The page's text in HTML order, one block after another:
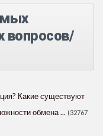
вопросов/
Какие существуют
обмена ... (32767